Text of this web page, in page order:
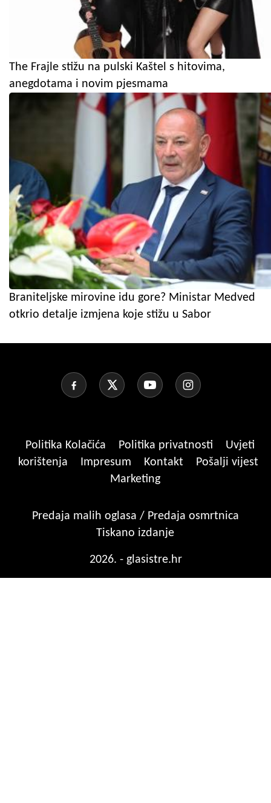
The Frajle stižu na pulski Kaštel s hitovima,
anegdotama i novim pjesmama
Braniteljske mirovine idu gore? Ministar Medved
otkrio detalje izmjena koje stižu u Sabor
Politika Kolačića Politika privatnosti
Uvjeti
korištenja
Impresum Kontakt
Pošalji vijest
Marketing
Predaja malih oglasa / Predaja osmrtnica
Tiskano izdanje
2026. - glasistre.hr